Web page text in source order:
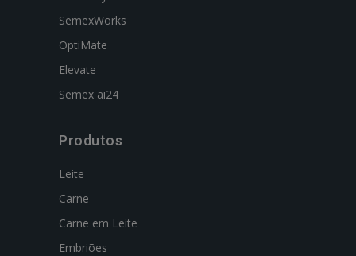
SemexWorks
OptiMate
Elevate
Semex ai24
Produtos
Leite
Carne
Carne em Leite
Embriões